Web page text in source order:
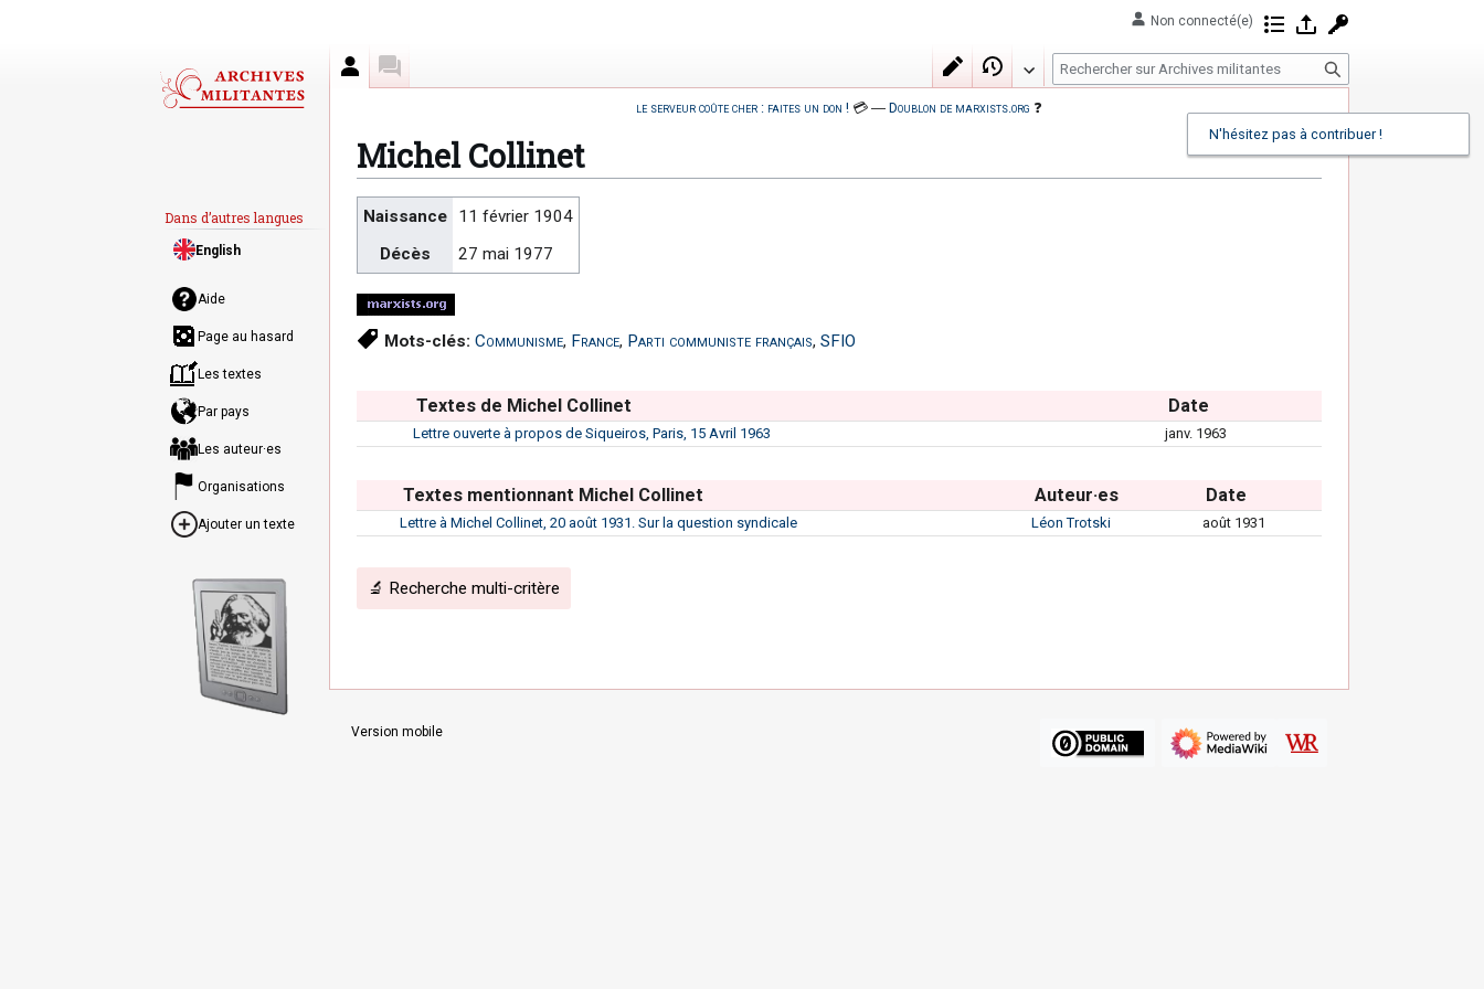
le serveur coûte cher : faites un don ! 💳 ― Doublon de marxists.org ❓
Michel Collinet
Aller
Aller
Naissance
11 février 1904
Décès
27 mai 1977
Mots-clés: Communisme, France, Parti communiste français, SFIO
Textes de Michel Collinet Date
Lettre ouverte à propos de Siqueiros, Paris, 15 Avril 1963 janv. 1963
Textes mentionnant Michel Collinet Auteur·es Date
Lettre à Michel Collinet, 20 août 1931. Sur la question syndicale Léon Trotski août 1931
🔬 Recherche multi-critère
Non connecté(e) Contributions
Se connecter
Auteur ModifierHistorique
R
e
e
Aide
Page au hasard
Les textes
Par pays
Les auteur·es
Organisations
Ajouter un texte
Dans d’autres langues
English
Version mobile
N'hésitez pas à contribuer !